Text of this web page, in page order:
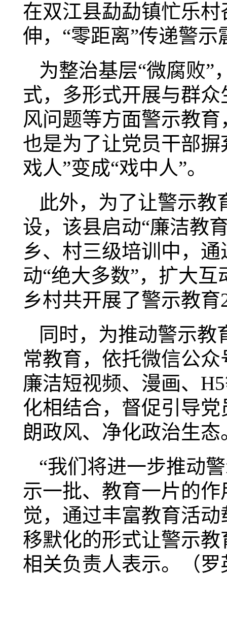
在双江县勐勐镇忙乐
伸，“零距离”传递警
为整治基层“微腐败”
式，多形式开展与群
风问题等方面警示教
也是为了让党员干部摒
戏人”变成“戏中人”。
此外，为了让警示教
设，该县启动“廉洁教
乡、村三级培训中，
动“绝大多数”，扩大
乡村共开展了警示教
同时，为推动警示
常教育，依托微信公
廉洁短视频、漫画、
化相结合，督促引导
朗政风、净化政治生态
“我们将进一步推动
示一批、教育一片的
觉，通过丰富教育活动
移默化的形式让警示
相关负责人表示。（罗